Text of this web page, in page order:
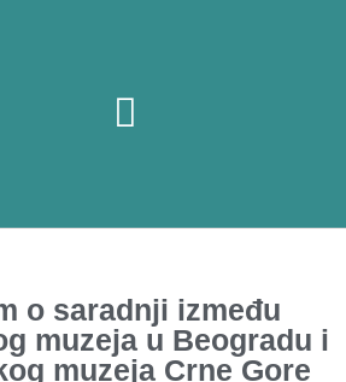
o saradnji između
muzeja u Beogradu i
muzeja Crne Gore